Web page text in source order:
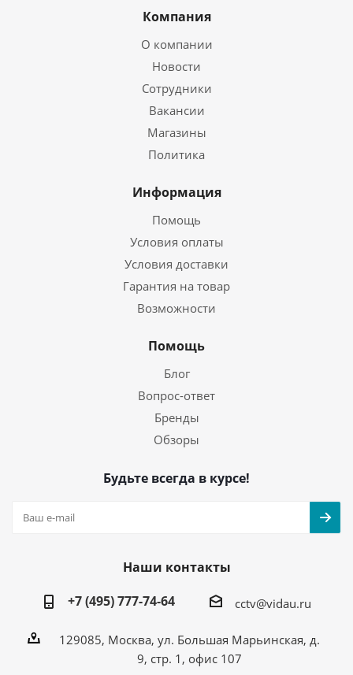
Компания
О компании
Новости
Сотрудники
Вакансии
Магазины
Политика
Информация
Помощь
Условия оплаты
Условия доставки
Гарантия на товар
Возможности
Помощь
Блог
Вопрос-ответ
Бренды
Обзоры
Будьте всегда в курсе!
Наши контакты
+7 (495) 777-74-64
cctv@vidau.ru
129085, Москва, ул. Большая Марьинская, д.
9, стр. 1, офис 107